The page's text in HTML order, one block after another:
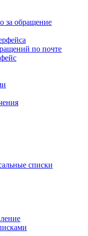
за обращение
по почте
списки